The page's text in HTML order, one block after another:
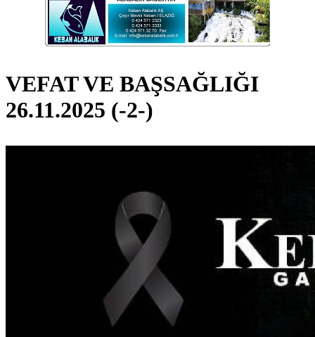
VEFAT VE BAŞSAĞLIĞI
26.11.2025 (-2-)